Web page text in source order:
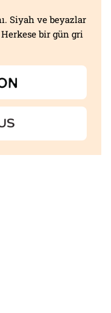
Siyah ve beyazlar
bir gün gri